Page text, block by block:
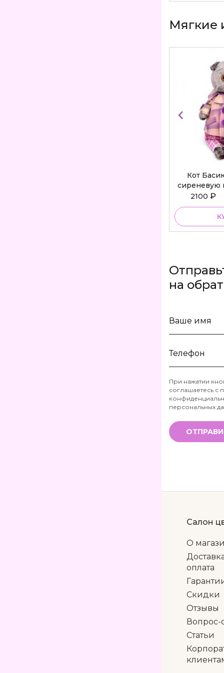
Мягкие
Кот
сиреневую
2100₽
на
Ваше
Телефон
*
При нажатии
соглашаетесь с
персональных
Салон
О
оплата
Скидки
Отзывы
Вопрос-
Статьи